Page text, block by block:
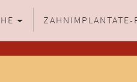
ZAHNIMPLANTATE-